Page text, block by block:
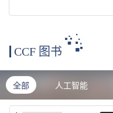
CCF 图书
全部 人工智能